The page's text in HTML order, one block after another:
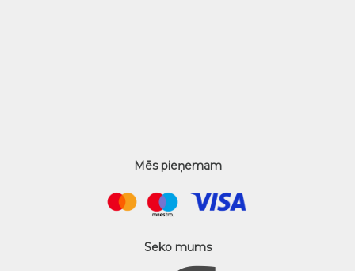
Mēs pieņemam
Seko mums